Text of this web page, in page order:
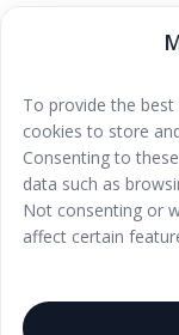
To provide the
cookies to store
Consenting to
data such as
Not consenting or
affect certain
C/ Canaries, n37
Jornada puertas